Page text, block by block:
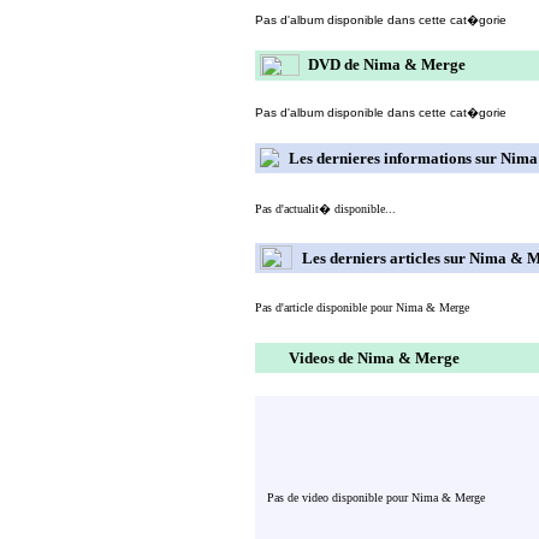
Pas d'album disponible dans cette cat�gorie
DVD de Nima & Merge
Pas d'album disponible dans cette cat�gorie
Les dernieres informations sur
Pas d'actualit� disponible...
Les derniers articles sur Nima &
Pas d'article disponible pour Nima & Merge
Videos de Nima & Merge
Pas de video disponible pour Nima & Merge